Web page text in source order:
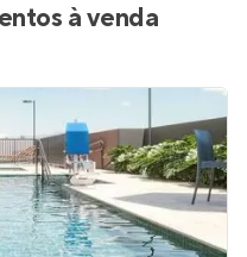
à venda